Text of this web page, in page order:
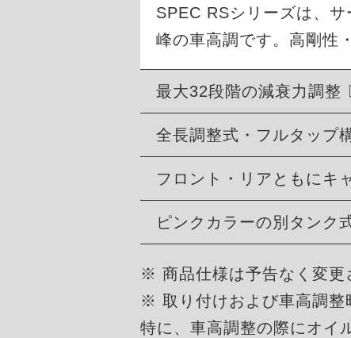
SPEC RSシリーズは、
峰の車高調です。高剛性
最大32段階の減衰力調整
全長調整式・フルタップ
フロント・リアともにキ
ピンクカラーの別タンク
※ 商品仕様は予告なく変更
※ 取り付けおよび車高調整
特に、車高調整の際にオイ